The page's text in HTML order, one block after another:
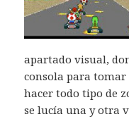
apartado visual,
consola para
hacer todo tipo de
se lucía una y otra